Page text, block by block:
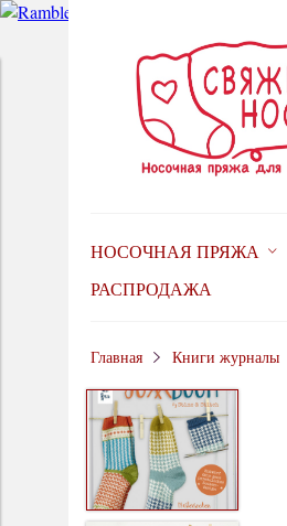
НОСОЧНАЯ ПРЯЖА
РАСПРОДАЖА
Главная Книги журналы